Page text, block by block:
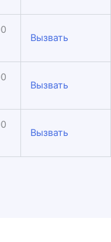
Вызвать
Вызвать
Вызвать